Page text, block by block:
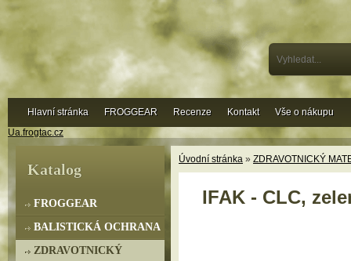
Ua.frogtac.cz
Úvodní stránka » ZDRAVOTNICKÝ
IFAK - CLC,
Katalog
FROGGEAR
BALISTICKÁ OCHRANA
ZDRAVOTNICKÝ
Hlavní stránka FROGGEAR Recenze Kontakt Vše o nákupu